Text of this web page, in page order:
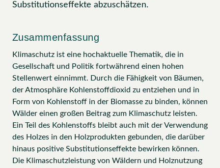
Substitutionseffekte abzuschätzen.
Zusammenfassung
Klimaschutz ist eine hochaktuelle Thematik, die in
Gesellschaft und Politik fortwährend einen hohen
Stellenwert einnimmt. Durch die Fähigkeit von Bäumen,
der Atmosphäre Kohlenstoffdioxid zu entziehen und in
Form von Kohlenstoff in der Biomasse zu binden, können
Wälder einen großen Beitrag zum Klimaschutz leisten.
Ein Teil des Kohlenstoffs bleibt auch mit der Verwendung
des Holzes in den Holzprodukten gebunden, die darüber
hinaus positive Substitutionseffekte bewirken können.
Die Klimaschutzleistung von Wäldern und Holznutzung